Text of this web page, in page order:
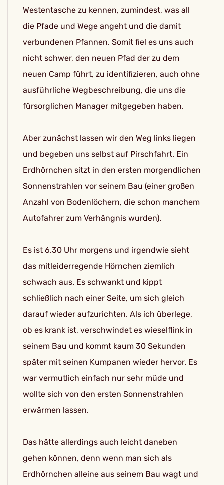
Westentasche zu kennen, zumindest, was all
die Pfade und Wege angeht und die damit
verbundenen Pfannen. Somit fiel es uns auch
nicht schwer, den neuen Pfad der zu dem
neuen Camp führt, zu identifizieren, auch ohne
ausführliche Wegbeschreibung, die uns die
fürsorglichen Manager mitgegeben haben.
Aber zunächst lassen wir den Weg links liegen
und begeben uns selbst auf Pirschfahrt. Ein
Erdhörnchen sitzt in den ersten morgendlichen
Sonnenstrahlen vor seinem Bau (einer großen
Anzahl von Bodenlöchern, die schon manchem
Autofahrer zum Verhängnis wurden).
Es ist 6.30 Uhr morgens und irgendwie sieht
das mitleiderregende Hörnchen ziemlich
schwach aus. Es schwankt und kippt
schließlich nach einer Seite, um sich gleich
darauf wieder aufzurichten. Als ich überlege,
ob es krank ist, verschwindet es wieselflink in
seinem Bau und kommt kaum 30 Sekunden
später mit seinen Kumpanen wieder hervor. Es
war vermutlich einfach nur sehr müde und
wollte sich von den ersten Sonnenstrahlen
erwärmen lassen.
Das hätte allerdings auch leicht daneben
gehen können, denn wenn man sich als
Erdhörnchen alleine aus seinem Bau wagt und